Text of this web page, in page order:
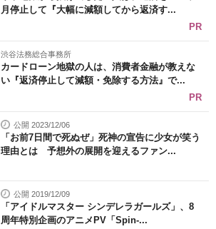
月停止して『大幅に減額してから返済す...
PR
渋谷法務総合事務所
カードローン地獄の人は、消費者金融が教えな
い『返済停止して減額・免除する方法』で...
PR
公開 2023/12/06
「お前7日間で死ぬぜ」死神の宣告に少女が笑う
理由とは 予想外の展開を迎えるファン...
公開 2019/12/09
「アイドルマスター シンデレラガールズ」、8
周年特別企画のアニメPV「Spin-...